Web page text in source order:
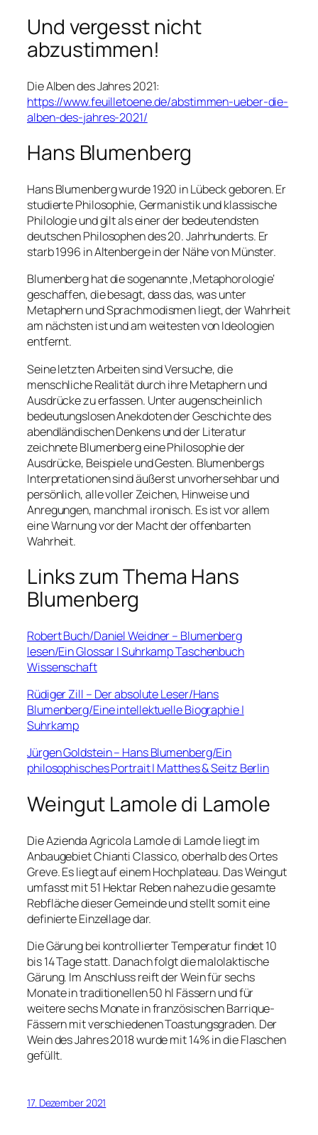
Und vergesst nicht
abzustimmen!
Die Alben des Jahres 2021:
https://www.feuilletoene.de/abstimmen-ueber-die-
alben-des-jahres-2021/
Hans Blumenberg
Hans Blumenberg wurde 1920 in Lübeck geboren. Er
studierte Philosophie, Germanistik und klassische
Philologie und gilt als einer der bedeutendsten
deutschen Philosophen des 20. Jahrhunderts. Er
starb 1996 in Altenberge in der Nähe von Münster.
Blumenberg hat die sogenannte ‚Metaphorologie‘
geschaffen, die besagt, dass das, was unter
Metaphern und Sprachmodismen liegt, der Wahrheit
am nächsten ist und am weitesten von Ideologien
entfernt.
Seine letzten Arbeiten sind Versuche, die
menschliche Realität durch ihre Metaphern und
Ausdrücke zu erfassen. Unter augenscheinlich
bedeutungslosen Anekdoten der Geschichte des
abendländischen Denkens und der Literatur
zeichnete Blumenberg eine Philosophie der
Ausdrücke, Beispiele und Gesten. Blumenbergs
Interpretationen sind äußerst unvorhersehbar und
persönlich, alle voller Zeichen, Hinweise und
Anregungen, manchmal ironisch. Es ist vor allem
eine Warnung vor der Macht der offenbarten
Wahrheit.
Links zum Thema Hans
Blumenberg
Robert Buch/Daniel Weidner – Blumenberg
lesen/Ein Glossar | Suhrkamp Taschenbuch
Wissenschaft
Rüdiger Zill – Der absolute Leser/Hans
Blumenberg/Eine intellektuelle Biographie |
Suhrkamp
Jürgen Goldstein – Hans Blumenberg/Ein
philosophisches Portrait | Matthes & Seitz Berlin
Weingut Lamole di Lamole
Die Azienda Agricola Lamole di Lamole liegt im
Anbaugebiet Chianti Classico, oberhalb des Ortes
Greve. Es liegt auf einem Hochplateau. Das Weingut
umfasst mit 51 Hektar Reben nahezu die gesamte
Rebfläche dieser Gemeinde und stellt somit eine
definierte Einzellage dar.
Die Gärung bei kontrollierter Temperatur findet 10
bis 14 Tage statt. Danach folgt die malolaktische
Gärung. Im Anschluss reift der Wein für sechs
Monate in traditionellen 50 hl Fässern und für
weitere sechs Monate in französischen Barrique-
Fässern mit verschiedenen Toastungsgraden. Der
Wein des Jahres 2018 wurde mit 14% in die Flaschen
gefüllt.
17. Dezember 2021